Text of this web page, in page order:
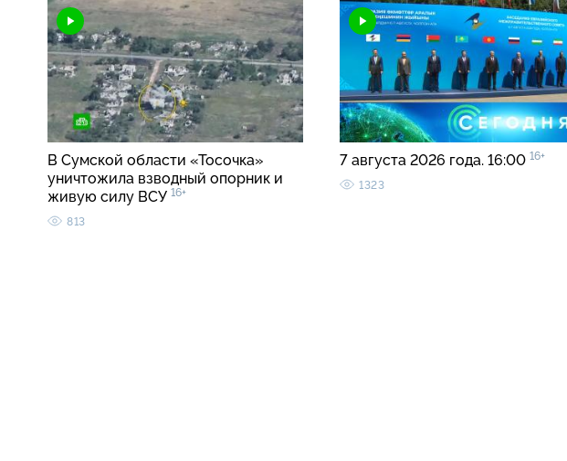
В Сумской области «Тосочка»
уничтожила взводный опорник и
живую силу ВСУ 16+
813
7 августа 2026 года. 16:00 16+
1323